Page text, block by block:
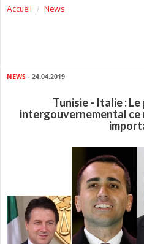
Accueil News
NEWS - 24.04.2019
Tunisie - Italie :
intergouvernemental ce